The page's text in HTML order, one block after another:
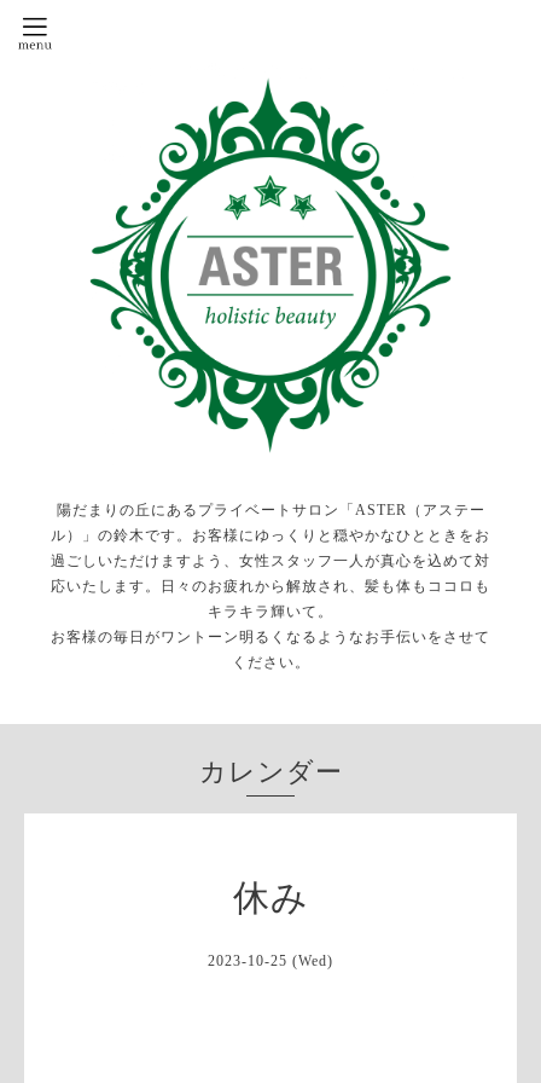
陽だまりの丘にあるプライベートサロン「ASTER（アステー
ル）」の鈴木です。お客様にゆっくりと穏やかなひとときをお
過ごしいただけますよう、女性スタッフ一人が真心を込めて対
応いたします。日々のお疲れから解放され、髪も体もココロも
キラキラ輝いて。
お客様の毎日がワントーン明るくなるようなお手伝いをさせて
ください。
カレンダー
休み
2023-10-25 (Wed)